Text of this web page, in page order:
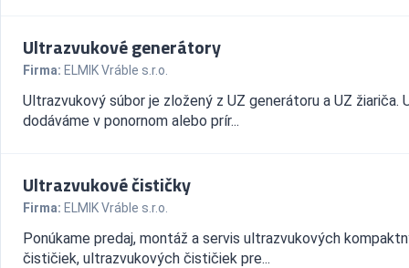
Ultrazvukové generátory
Firma: ELMIK Vráble s.r.o.
Ultrazvukový súbor je zložený z UZ generátoru a UZ žiariča.
dodáváme v ponornom alebo prír...
Ultrazvukové čističky
Firma: ELMIK Vráble s.r.o.
Ponúkame predaj, montáž a servis ultrazvukových
čističiek, ultrazvukových čističiek pre...